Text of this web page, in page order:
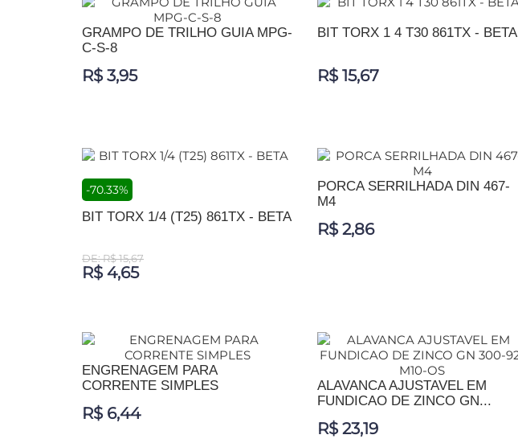
GRAMPO DE TRILHO GUIA MPG-
C-S-8
R$ 3,95
BIT TORX 1 4 T30 861TX - BETA
R$ 15,67
-70.33%
BIT TORX 1/4 (T25) 861TX - BETA
DE: R$ 15,67
R$ 4,65
PORCA SERRILHADA DIN 467-
M4
R$ 2,86
ENGRENAGEM PARA
CORRENTE SIMPLES
R$ 6,44
ALAVANCA AJUSTAVEL EM
FUNDICAO DE ZINCO GN...
R$ 23,19